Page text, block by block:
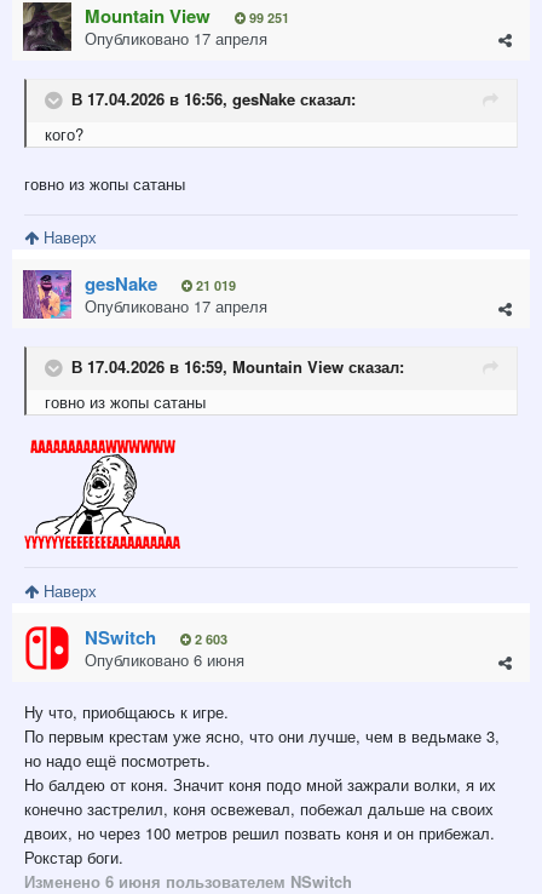
Mountain View 99 251
Опубликовано 17 апреля
В 17.04.2026 в 16:56, gesNake сказал:
кого?
говно из жопы сатаны
Наверх
gesNake 21 019
Опубликовано 17 апреля
В 17.04.2026 в 16:59, Mountain View сказал:
говно из жопы сатаны
Наверх
NSwitch 2 603
Опубликовано 6 июня
Ну что, приобщаюсь к игре.
По первым крестам уже ясно, что они лучше, чем в ведьмаке 3,
но надо ещё посмотреть.
Но балдею от коня. Значит коня подо мной зажрали волки, я их
конечно застрелил, коня освежевал, побежал дальше на своих
двоих, но через 100 метров решил позвать коня и он прибежал.
Рокстар боги.
Изменено 6 июня пользователем NSwitch